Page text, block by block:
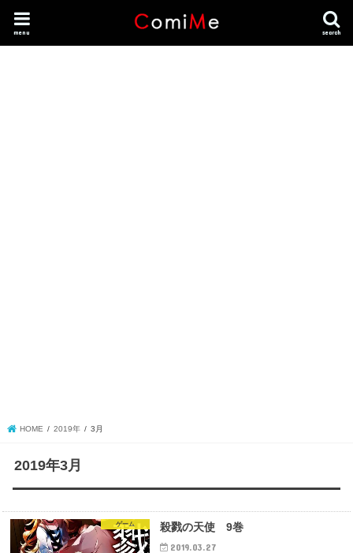
search
menu
HOME 2019年 3月
2019年3月
ゲーム 殺戮の天使 9巻
2019.03.27